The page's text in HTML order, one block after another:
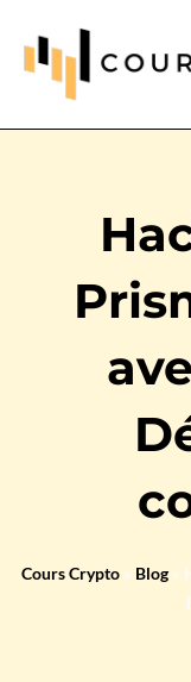
Cours Crypto» Blog»